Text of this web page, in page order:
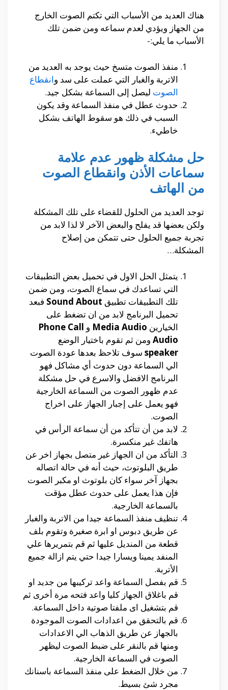
هناك العديد من الأسباب التي تكتم الصوت الخارج
من الجهاز ويؤدي لعدم سماعه ومن ضمن تلك
الأسباب ما يلي:-
منفذ الصوت متسخ حيث يوجد به العديد من
الاتربة والغبار التي عملت على سد وانقطاع
الصوت ليصل إلى السماعة بشكل جيد.
حدوث عطل في منفذ السماعة وقد يكون
السبب في ذلك هو سقوط الهاتف بشكل
خاطيء.
حل مشكلة ظهور عدم علامة
سماعات الأذن وانقطاع الصوت
من الهاتف
توجد العديد من الحلول للقضاء على تلك المشكلة
ولكن بعضها قد يفلح والبعض الآخر لا لذا لابد من
تجربة جميع الحلول حتى تتمكن من إصلاح
المشكلة…
يتمثل الحل الاول في تحميل بعض التطبيقات
التي تساعدك في سماع الصوت، ومن ضمن
تلك التطبيقات تطبيق Sound About فبعد
تحميل البرنامج لابد من ان تضغط على
الخيارين Media Audio و Phone Call
Audio ومن ثم تقوم باختيار الوضع
speaker سوف تلاحظ بعدها عودة الصوت
الي السماعة دون حدوث أي مشاكل فهو
البرنامج الافضل والاسرع في حل مشكلة
عدم ظهور الصوت من السماعة الخارجية
فهو يعمل على إجبار الجهاز على اخراج
الصوت.
لابد من أن تتأكد من أن سماعة الرأس في
هاتفك غير منكسرة.
التأكد من ان الجهاز غير متصل بجهاز اخر عن
طريق البلوتوث، حيث أنه في حالة اتصاله
بجهاز آخر سواء كان بلوتوث او مكبر الصوت
فإن هذا يعمل على حدوث عطل مؤقت
بالسماعة الخارجية.
تنظيف منفذ السماعة جيدا من الاتربة والغبار
عن طريق دبوس او ابرة صغيرة وتقوم بلف
قطعة من المنديل عليها ثم قم بتمريرها علي
المنفد يمينا ويسارا جيدا حتي يتم ازالة جميع
الأتربة.
قم بفصل السماعة واعد تركيبها من جديد او
قم باغلاق الجهاز كليا واعد فتحه مرة أخرى ثم
قم بتشغيل اى ملفتا صوتية داخل السماعة.
قم بالتحقق من اعدادات الصوت الموجودة
بالجهاز عن طريق الذهاب الي الاعدادات
ومنها قم بالنقر على ضبط الصوت ليظهر
الصوت في السماعة الخارجية.
من خلال الضغط على منفذ السماعة باسنانك
مجرد شئ بسيط.